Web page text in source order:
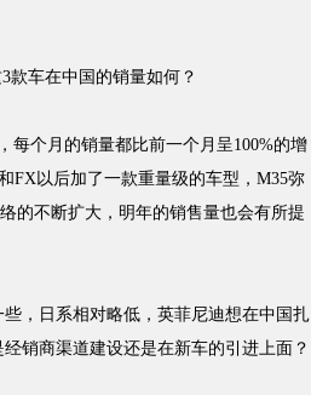
车在中国的销量如何？
个月的销量都比前一个月呈100%的增
FX以后加了一款重量级的车型，M35弥
的不断扩大，明年的销售量也会有所提
，日系相对略低，英菲尼迪想在中国扎
销商渠道建设还是在新车的引进上面？